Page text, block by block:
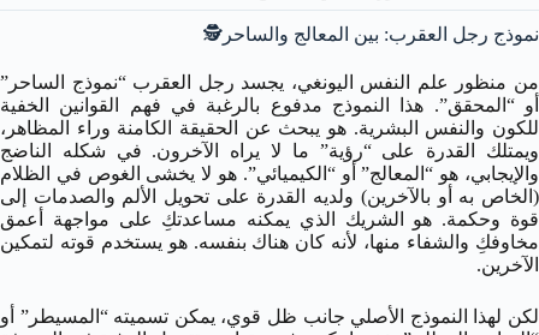
نموذج رجل العقرب: بين المعالج والساحر🕵️
من منظور علم النفس اليونغي، يجسد رجل العقرب “نموذج الساحر”
أو “المحقق”. هذا النموذج مدفوع بالرغبة في فهم القوانين الخفية
للكون والنفس البشرية. هو يبحث عن الحقيقة الكامنة وراء المظاهر،
ويمتلك القدرة على “رؤية” ما لا يراه الآخرون. في شكله الناضج
والإيجابي، هو “المعالج” أو “الكيميائي”. هو لا يخشى الغوص في الظلام
(الخاص به أو بالآخرين) ولديه القدرة على تحويل الألم والصدمات إلى
قوة وحكمة. هو الشريك الذي يمكنه مساعدتكِ على مواجهة أعمق
مخاوفكِ والشفاء منها، لأنه كان هناك بنفسه. هو يستخدم قوته لتمكين
الآخرين.
لكن لهذا النموذج الأصلي جانب ظل قوي، يمكن تسميته “المسيطر” أو